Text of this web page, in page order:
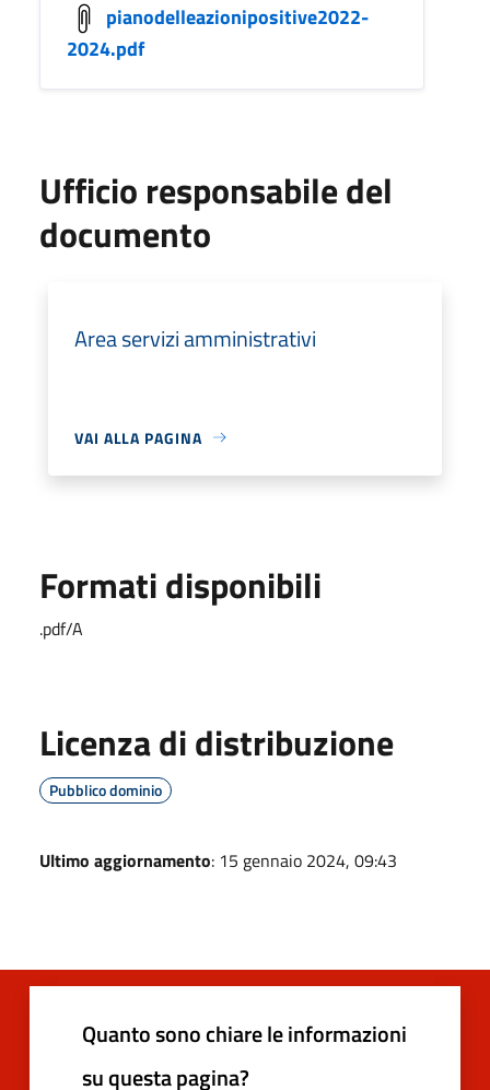
pianodelleazionipositive2022-
2024.pdf
Ufficio responsabile del
documento
Area servizi amministrativi
VAI ALLA PAGINA
Formati disponibili
.pdf/A
Licenza di distribuzione
Pubblico dominio
Ultimo aggiornamento: 15 gennaio 2024, 09:43
Quanto sono chiare le informazioni
su questa pagina?